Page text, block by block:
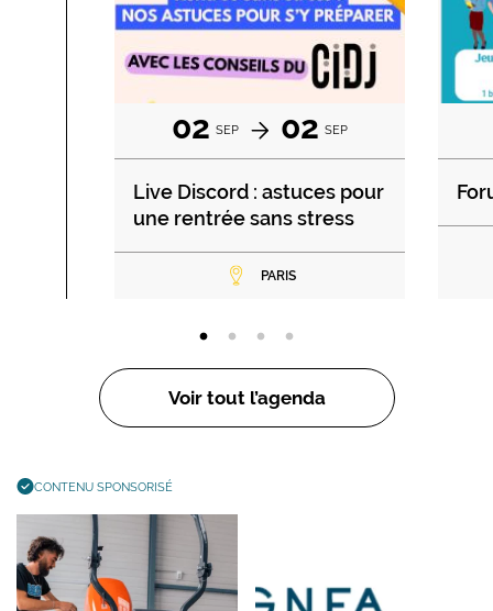
02 SEP 02 SEP
Live Discord : astuces pour
une rentrée sans stress
PARIS
Voir tout l’agenda
CONTENU SPONSORISÉ